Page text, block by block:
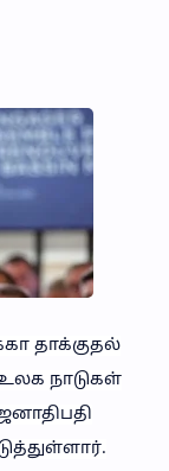
தாக்குதல்
நாடுகள்